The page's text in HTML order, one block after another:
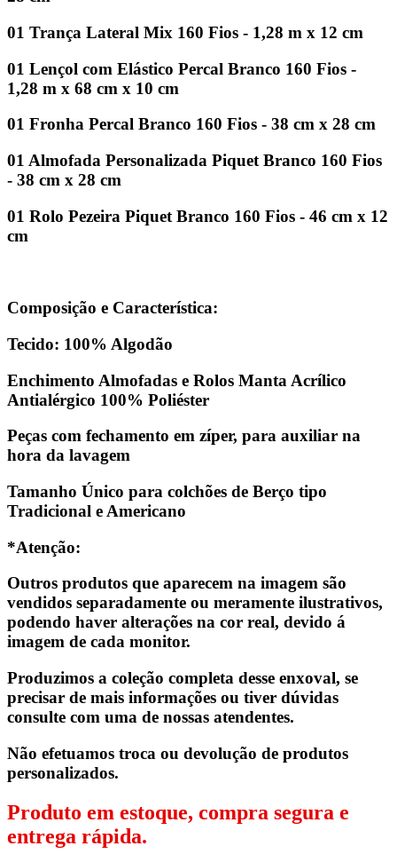
01 Trança Lateral Mix 160 Fios - 1,28 m x 12 cm
01 Lençol com Elástico Percal Branco 160 Fios -
1,28 m x 68 cm x 10 cm
01 Fronha Percal Branco 160 Fios - 38 cm x 28 cm
01 Almofada Personalizada Piquet Branco 160 Fios
- 38 cm x 28 cm
01 Rolo Pezeira Piquet Branco 160 Fios - 46 cm x 12
cm
Composição e Característica:
Tecido: 100% Algodão
Enchimento Almofadas e Rolos Manta Acrílico
Antialérgico 100% Poliéster
Peças com fechamento em zíper, para auxiliar na
hora da lavagem
Tamanho Único para colchões de Berço tipo
Tradicional e Americano
*Atenção:
Outros produtos que aparecem na imagem são
vendidos separadamente ou meramente ilustrativos,
podendo haver alterações na cor real, devido á
imagem de cada monitor.
Produzimos a coleção completa desse enxoval, se
precisar de mais informações ou tiver dúvidas
consulte com uma de nossas atendentes.
Não efetuamos troca ou devolução de produtos
personalizados.
Produto em estoque, compra segura e
entrega rápida.